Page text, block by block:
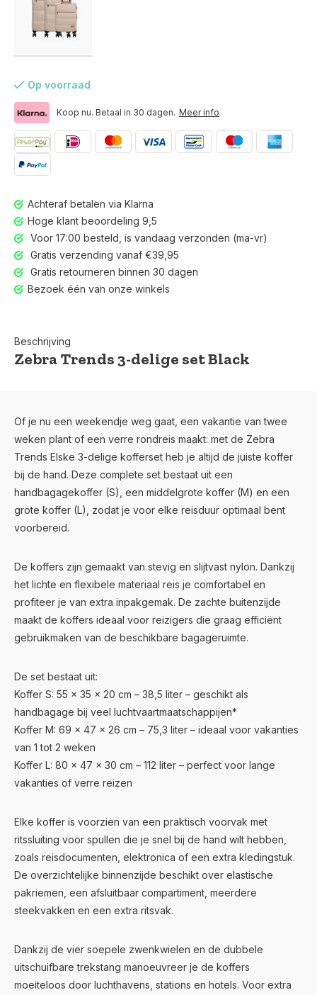
Op voorraad
Koop nu. Betaal in 30 dagen. Meer info
Achteraf betalen via Klarna
Hoge klant beoordeling 9,5
Voor 17:00 besteld, is vandaag verzonden (ma-vr)
Gratis verzending vanaf €39,95
Gratis retourneren binnen 30 dagen
Bezoek één van onze winkels
Beschrijving
Zebra Trends 3-delige set Black
Of je nu een weekendje weg gaat, een vakantie van twee
weken plant of een verre rondreis maakt: met de Zebra
Trends Elske 3-delige kofferset heb je altijd de juiste koffer
bij de hand. Deze complete set bestaat uit een
handbagagekoffer (S), een middelgrote koffer (M) en een
grote koffer (L), zodat je voor elke reisduur optimaal bent
voorbereid.
De koffers zijn gemaakt van stevig en slijtvast nylon. Dankzij
het lichte en flexibele materiaal reis je comfortabel en
profiteer je van extra inpakgemak. De zachte buitenzijde
maakt de koffers ideaal voor reizigers die graag efficiënt
gebruikmaken van de beschikbare bagageruimte.
De set bestaat uit:
Koffer S: 55 x 35 x 20 cm – 38,5 liter – geschikt als
handbagage bij veel luchtvaartmaatschappijen*
Koffer M: 69 x 47 x 26 cm – 75,3 liter – ideaal voor vakanties
van 1 tot 2 weken
Koffer L: 80 x 47 x 30 cm – 112 liter – perfect voor lange
vakanties of verre reizen
Elke koffer is voorzien van een praktisch voorvak met
ritssluiting voor spullen die je snel bij de hand wilt hebben,
zoals reisdocumenten, elektronica of een extra kledingstuk.
De overzichtelijke binnenzijde beschikt over elastische
pakriemen, een afsluitbaar compartiment, meerdere
steekvakken en een extra ritsvak.
Dankzij de vier soepele zwenkwielen en de dubbele
uitschuifbare trekstang manoeuvreer je de koffers
moeiteloos door luchthavens, stations en hotels. Voor extra